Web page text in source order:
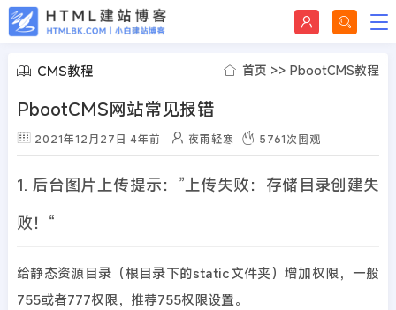
CMS教程 首页 >>PbootCMS教程
PbootCMS网站常见报错
2021年12月27日 4年前 夜雨轻寒 5761次围观
1. 后台图片上传提示：”上传失败：存储目录创建失
败！“
给静态资源目录（根目录下的static文件夹）增加权限，一般
755或者777权限，推荐755权限设置。